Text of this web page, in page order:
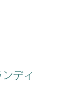
ディ